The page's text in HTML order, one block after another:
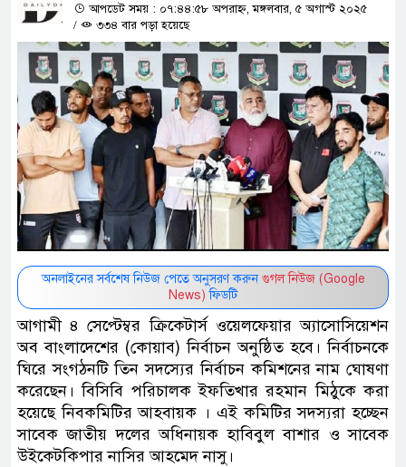
আপডেট সময় : ০৭:৪৪:৫৮ অপরাহ্ন, মঙ্গলবার, ৫ অগাস্ট ২০২৫
/
৩৩৪ বার পড়া হয়েছে
অনলাইনের সর্বশেষ নিউজ পেতে অনুসরণ করুন গুগল নিউজ (Google
News) ফিডটি
আগামী ৪ সেপ্টেম্বর ক্রিকেটার্স ওয়েলফেয়ার অ্যাসোসিয়েশন
অব বাংলাদেশের (কোয়াব) নির্বাচন অনুষ্ঠিত হবে। নির্বাচনকে
ঘিরে সংগঠনটি তিন সদস্যের নির্বাচন কমিশনের নাম ঘোষণা
করেছেন। বিসিবি পরিচালক ইফতিখার রহমান মিঠুকে করা
হয়েছে নিবকমিটির আহবায়ক । এই কমিটির সদস্যরা হচ্ছেন
সাবেক জাতীয় দলের অধিনায়ক হাবিবুল বাশার ও সাবেক
উইকেটকিপার নাসির আহমেদ নাসু।